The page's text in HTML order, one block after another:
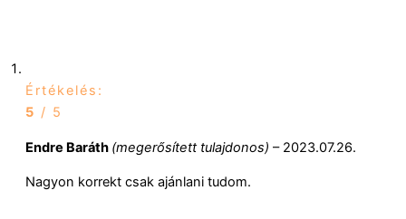
Értékelés:
5 / 5
Endre Baráth (megerősített tulajdonos) – 2023.07.26.
Nagyon korrekt csak ajánlani tudom.